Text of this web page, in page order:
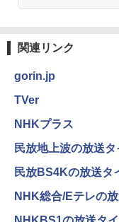
関連リンク
gorin.jp
TVer
NHKプラス
民放地上波の放送
民放BS4Kの放送タ
NHK総合/Eテレの